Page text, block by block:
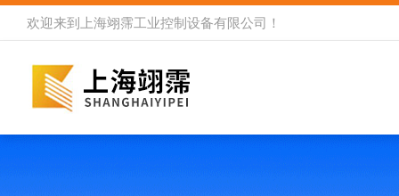
欢迎来到 上海翊霈工业控制设备有限公司 ！